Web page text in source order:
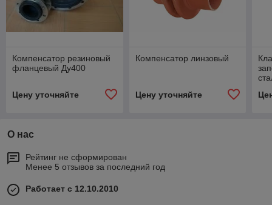
Компенсатор резиновый
фланцевый Ду400
Цену уточняйте
Компенсатор линзовый
Цену уточняйте
О нас
Рейтинг не сформирован
Менее 5 отзывов за последний год
Работает с 12.10.2010